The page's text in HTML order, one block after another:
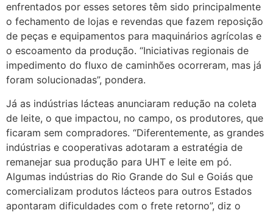
enfrentados por esses setores têm sido principalmente
o fechamento de lojas e revendas que fazem reposição
de peças e equipamentos para maquinários agrícolas e
o escoamento da produção. “Iniciativas regionais de
impedimento do fluxo de caminhões ocorreram, mas já
foram solucionadas”, pondera.
Já as indústrias lácteas anunciaram redução na coleta
de leite, o que impactou, no campo, os produtores, que
ficaram sem compradores. “Diferentemente, as grandes
indústrias e cooperativas adotaram a estratégia de
remanejar sua produção para UHT e leite em pó.
Algumas indústrias do Rio Grande do Sul e Goiás que
comercializam produtos lácteos para outros Estados
apontaram dificuldades com o frete retorno”, diz o